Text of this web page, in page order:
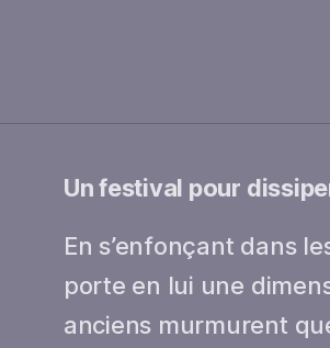
Un festival pour
En s’enfonçant dans
porte en lui une
anciens murmurent